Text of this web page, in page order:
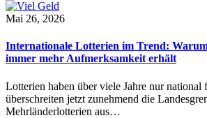
Mai 26, 2026
Internationale Lotterien im Trend:
immer mehr Aufmerksamkeit erhält
Lotterien haben über viele Jahre nur national
überschreiten jetzt zunehmend die
Mehrländerlotterien aus…